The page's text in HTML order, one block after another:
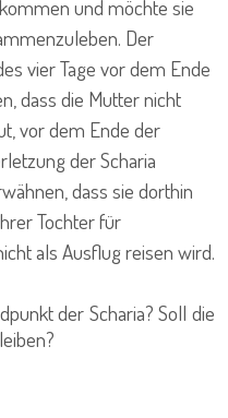
und möchte sie
Der
vier Tage vor dem Ende
dass die Mutter nicht
vor dem Ende der
der Scharia
dass sie dorthin
Tochter für
als Ausflug reisen wird.
der Scharia? Soll die